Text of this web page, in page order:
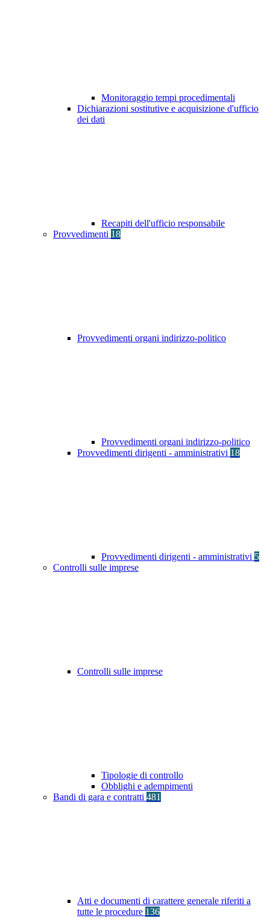
Monitoraggio tempi procedimentali
Dichiarazioni sostitutive e acquisizione d'ufficio
dei dati
Recapiti dell'ufficio responsabile
Provvedimenti 18
Provvedimenti organi indirizzo-politico
Provvedimenti organi indirizzo-politico
Provvedimenti dirigenti - amministrativi 18
Provvedimenti dirigenti - amministrativi 5
Controlli sulle imprese
Controlli sulle imprese
Tipologie di controllo
Obblighi e adempimenti
Bandi di gara e contratti 481
Atti e documenti di carattere generale riferiti a
tutte le procedure 136